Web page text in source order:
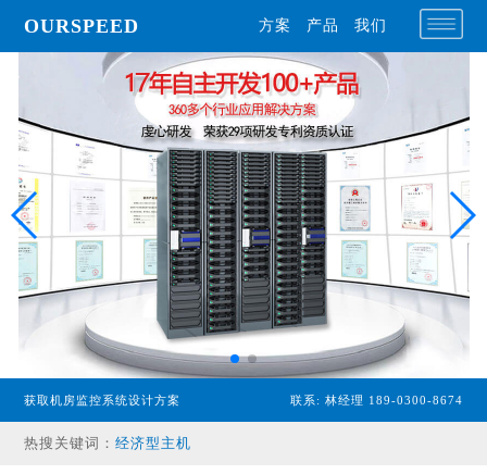
OURSPEED 方案 产品 我们
获取机房监控系统设计方案 联系: 林经理 189-0300-8674
热搜关键词：经济型主机